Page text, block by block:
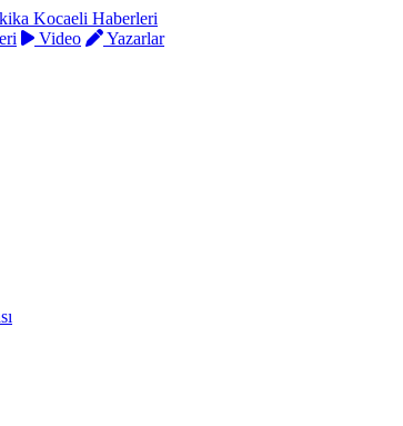
Video
Yazarlar